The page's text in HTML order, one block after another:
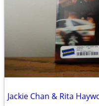
Jackie Chan & Rita